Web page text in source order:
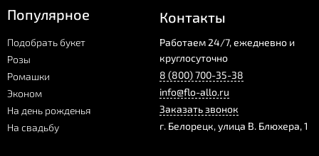
Популярное
Подобрать букет
Розы
Ромашки
Эконом
На день рожденья
На свадьбу
Контакты
Работаем 24/7, ежедневно и
круглосуточно
8 (800) 700-35-38
info@flo-allo.ru
Заказать звонок
г. Белорецк,улица В. Блюхера, 1